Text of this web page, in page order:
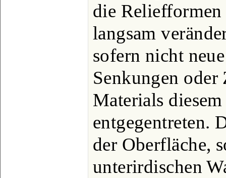
die
langsam
sofern nicht
Senkungen
Materials
entgegentreten.
der Oberfläche,
unterirdischen